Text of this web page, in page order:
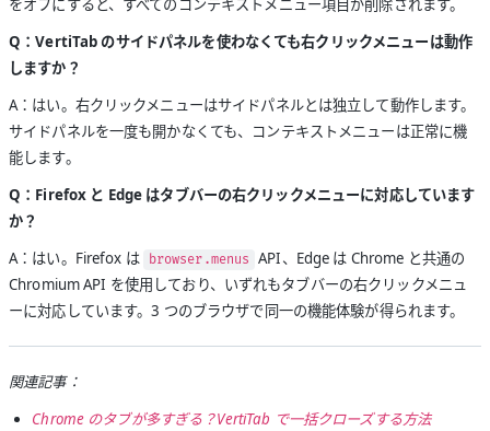
をオフにすると、すべてのコンテキストメニュー項目が削除されます。
Q：VertiTab のサイドパネルを使わなくても右クリックメニューは動作
しますか？
A：はい。右クリックメニューはサイドパネルとは独立して動作します。
サイドパネルを一度も開かなくても、コンテキストメニューは正常に機
能します。
Q：Firefox と Edge はタブバーの右クリックメニューに対応しています
か？
A：はい。Firefox は browser.menus API、Edge は Chrome と共通の
Chromium API を使用しており、いずれもタブバーの右クリックメニュ
ーに対応しています。3 つのブラウザで同一の機能体験が得られます。
関連記事：
Chrome のタブが多すぎる？VertiTab で一括クローズする方法